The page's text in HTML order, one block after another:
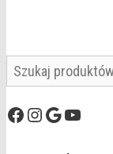
Szukaj
Facebook
Instagram
Google